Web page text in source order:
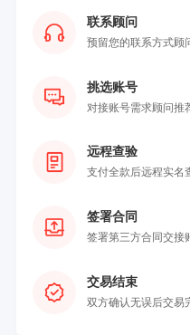
联系顾问
预留您的联系方式顾
挑选账号
对接账号需求顾问推
远程查验
支付全款后远程实名
签署合同
签署第三方合同交接
交易结束
双方确认无误后交易